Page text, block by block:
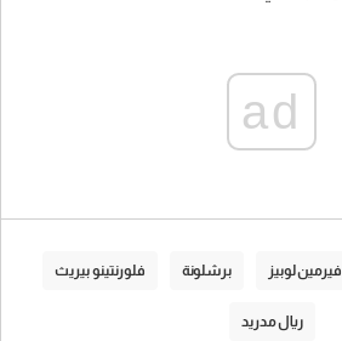
ad
فيرمين لوبيز برشلونة فلورنتينو بيريث
ريال مدريد